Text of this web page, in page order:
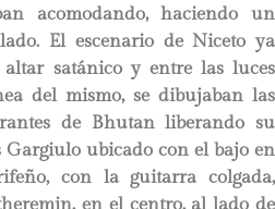
acomodando, haciendo un
El escenario de Niceto ya
satánico y entre las luces
del mismo, se dibujaban las
de Bhutan liberando su
Gargiulo ubicado con el bajo en
con la guitarra colgada,